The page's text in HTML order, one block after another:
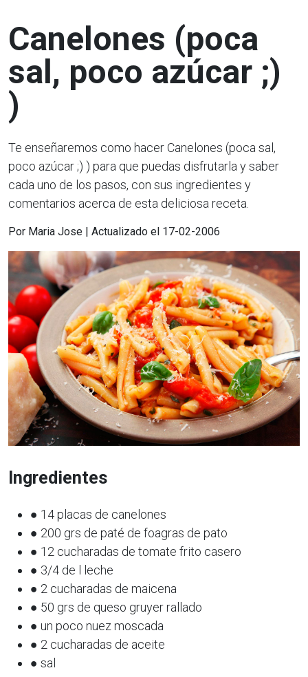
Canelones (poca
sal, poco azúcar ;)
)
Te enseñaremos como hacer Canelones (poca sal,
poco azúcar ;) ) para que puedas disfrutarla y saber
cada uno de los pasos, con sus ingredientes y
comentarios acerca de esta deliciosa receta.
Por Maria Jose | Actualizado el 17-02-2006
Ingredientes
● 14 placas de canelones
● 200 grs de paté de foagras de pato
● 12 cucharadas de tomate frito casero
● 3/4 de l leche
● 2 cucharadas de maicena
● 50 grs de queso gruyer rallado
● un poco nuez moscada
● 2 cucharadas de aceite
● sal